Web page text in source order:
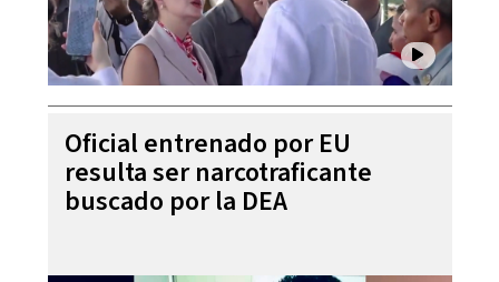
Oficial entrenado por EU
resulta ser narcotraficante
buscado por la DEA